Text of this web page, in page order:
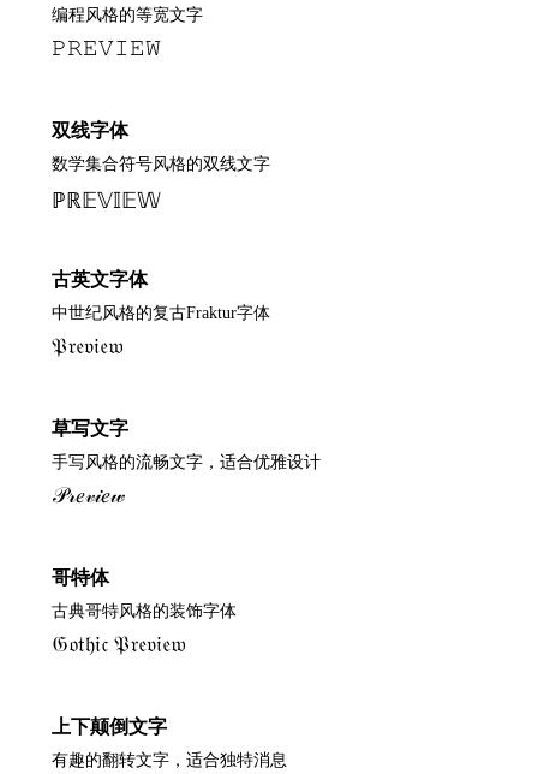
编程风格的等宽文字
𝙿𝚁𝙴𝚅𝙸𝙴𝚆
双线字体
数学集合符号风格的双线文字
ℙℝ𝔼𝕍𝕀𝔼𝕎
古英文字体
中世纪风格的复古Fraktur字体
𝔓𝔯𝔢𝔳𝔦𝔢𝔴
草写文字
手写风格的流畅文字，适合优雅设计
𝒫𝓇𝑒𝓋𝒾𝑒𝓌
哥特体
古典哥特风格的装饰字体
𝔊𝔬𝔱𝔥𝔦𝔠 𝔓𝔯𝔢𝔳𝔦𝔢𝔴
上下颠倒文字
有趣的翻转文字，适合独特消息